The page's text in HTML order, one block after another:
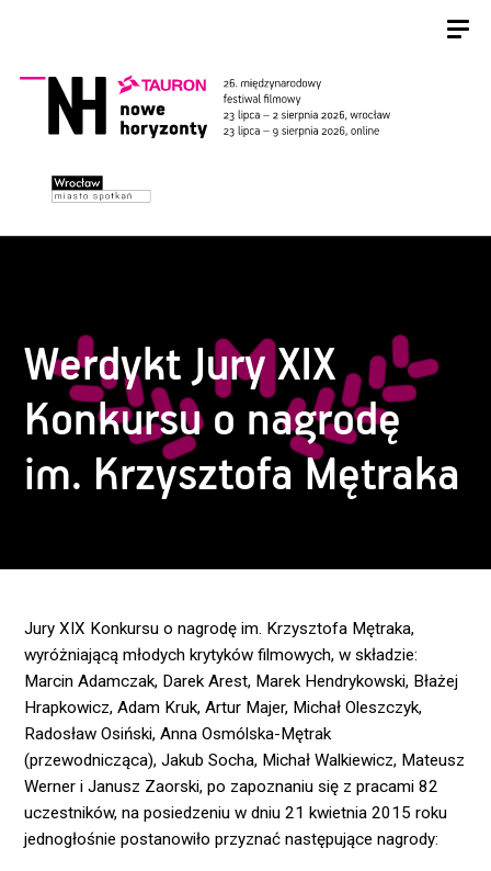
Werdykt Jury XIX
Konkursu o nagrodę
im. Krzysztofa Mętraka
Jury XIX Konkursu o nagrodę im. Krzysztofa Mętraka,
wyróżniającą młodych krytyków filmowych, w składzie:
Marcin Adamczak, Darek Arest, Marek Hendrykowski, Błażej
Hrapkowicz, Adam Kruk, Artur Majer, Michał Oleszczyk,
Radosław Osiński, Anna Osmólska-Mętrak
(przewodnicząca), Jakub Socha, Michał Walkiewicz, Mateusz
Werner i Janusz Zaorski, po zapoznaniu się z pracami 82
uczestników, na posiedzeniu w dniu 21 kwietnia 2015 roku
jednogłośnie postanowiło przyznać następujące nagrody: